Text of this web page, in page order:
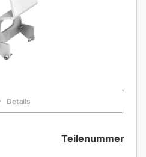
Details
Teilenummer